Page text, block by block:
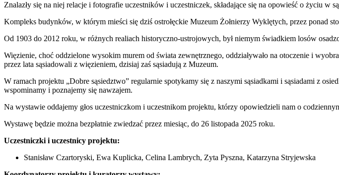
Znalazły się na niej relacje i fotografie uczestników i uczestniczek, składające się na opowieść o życiu w
Kompleks budynków, w którym mieści się dziś ostrołęckie Muzeum Żołnierzy Wyklętych, przez ponad
Od 1903 do 2012 roku, w różnych realiach historyczno-ustrojowych, był niemym świadkiem losów
Więzienie, choć oddzielone wysokim murem od świata zewnętrznego, oddziaływało na otoczenie i
przez lata sąsiadowali z więzieniem, dzisiaj zaś sąsiadują z Muzeum.
W ramach projektu „Dobre sąsiedztwo” regularnie spotykamy się z naszymi sąsiadkami i sąsiadami z
wspominamy i poznajemy się nawzajem.
Na wystawie oddajemy głos uczestniczkom i uczestnikom projektu, którzy opowiedzieli nam o
Wystawę będzie można bezpłatnie zwiedzać przez miesiąc, do 26 listopada 2025 roku.
Uczestniczki i uczestnicy projektu:
Stanisław Czartoryski, Ewa Kuplicka, Celina Lambrych, Zyta Pyszna, Katarzyna Stryjewska